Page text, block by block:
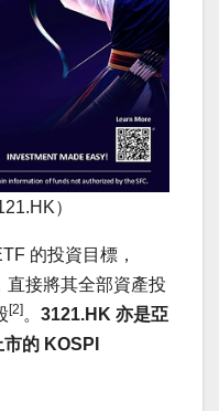
）
的投資目標，
直接將其全部資產投
[2]。 3121.HK 亦是亞
市的 KOSPI